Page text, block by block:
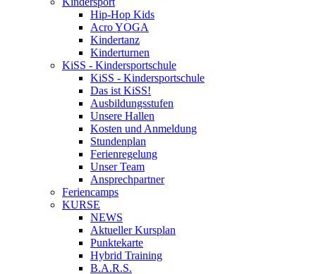
Hip-Hop Kids
Acro YOGA
Kindertanz
Kinderturnen
KiSS - Kindersportschule
KiSS - Kindersportschule
Das ist KiSS!
Ausbildungsstufen
Unsere Hallen
Kosten und Anmeldung
Stundenplan
Ferienregelung
Unser Team
Ansprechpartner
Feriencamps
KURSE
NEWS
Aktueller Kursplan
Punktekarte
Hybrid Training
B.A.R.S.